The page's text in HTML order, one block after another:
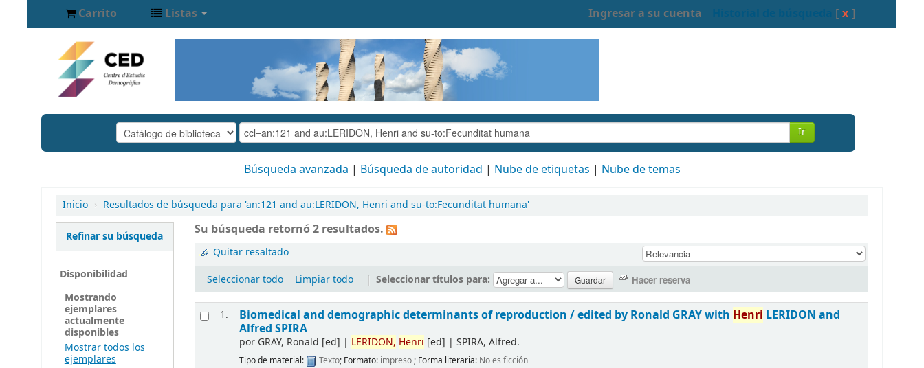
Carrito Listas Ingresar a su cuenta [ x ]
Ir
Búsqueda avanzada Búsqueda de autoridad Nube de etiquetas Nube de temas
Inicio › Resultados de búsqueda para 'an:121 and au:LERIDON, Henri and su-to:Fecunditat humana'
Refinar su búsqueda
Disponibilidad
Mostrando
ejemplares
actualmente
disponibles
Mostrar todos los
ejemplares
Su búsqueda retornó 2 resultados.
Quitar resaltado
Seleccionar todo
Limpiar todo | Seleccionar títulos para:
1. Biomedical and demographic determinants of reproduction /edited by Ronald GRAY with Henri LERIDON and
Alfred SPIRA
por GRAY, Ronald [ed] | LERIDON, Henri [ed] |SPIRA, Alfred.
Tipo de material: Texto; Formato: impreso; Forma literaria: No es ficción